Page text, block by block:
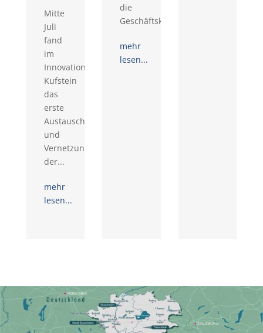
Mitte
Juli
fand
im
Innovationsraum
Kufstein
das
erste
Austausch-
und
Vernetzungstreffen
der...
mehr
lesen...
die
Geschäftskontaktemesse...
mehr
lesen...